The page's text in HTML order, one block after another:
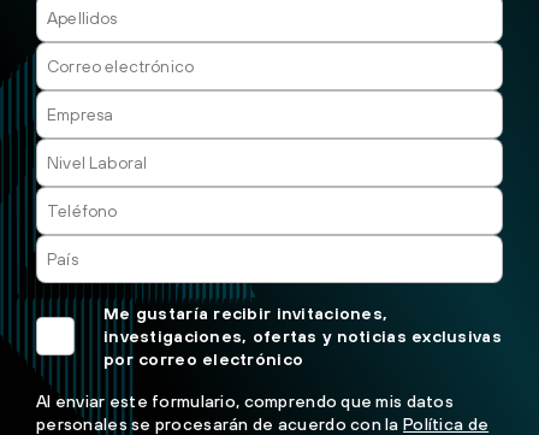
Me gustaría recibir invitaciones,
investigaciones, ofertas y noticias exclusivas
por correo electrónico
Al enviar este formulario, comprendo que mis datos
personales se procesarán de acuerdo con laPolítica de